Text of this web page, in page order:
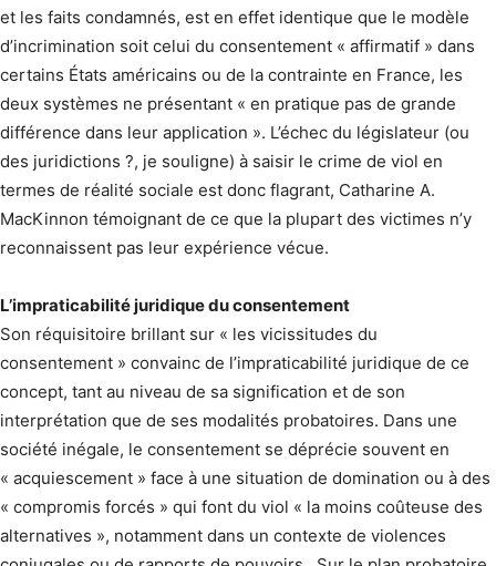
et les faits condamnés, est en effet identique que le modèle
d’incrimination soit celui du consentement « affirmatif » dans
certains États américains ou de la contrainte en France, les
deux systèmes ne présentant « en pratique pas de grande
différence dans leur application ». L’échec du législateur (ou
des juridictions ?, je souligne) à saisir le crime de viol en
termes de réalité sociale est donc flagrant, Catharine A.
MacKinnon témoignant de ce que la plupart des victimes n’y
reconnaissent pas leur expérience vécue.
L’impraticabilité juridique du consentement
Son réquisitoire brillant sur « les vicissitudes du
consentement » convainc de l’impraticabilité juridique de ce
concept, tant au niveau de sa signification et de son
interprétation que de ses modalités probatoires. Dans une
société inégale, le consentement se déprécie souvent en
« acquiescement » face à une situation de domination ou à des
« compromis forcés » qui font du viol « la moins coûteuse des
alternatives », notamment dans un contexte de violences